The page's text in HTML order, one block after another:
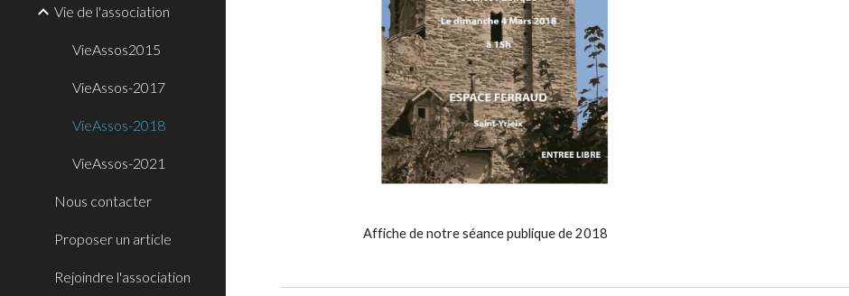
Vie de l'association
VieAssos2015
VieAssos-2017
VieAssos-2018
VieAssos-2021
Nous contacter
Proposer un article
Rejoindre l'association
Affiche de notre séance publique de 2018